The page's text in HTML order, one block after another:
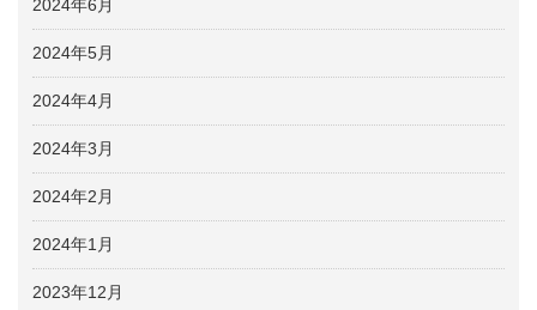
2024年6月
2024年5月
2024年4月
2024年3月
2024年2月
2024年1月
2023年12月